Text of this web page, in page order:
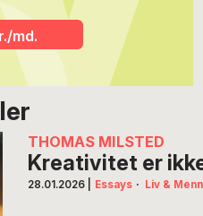
md.
THOMAS MILSTED
Kreativitet er
28.01.2026 Essays · Liv &